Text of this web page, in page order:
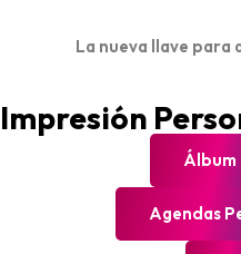
La nueva llave
Impresión
Álbum
Agendas